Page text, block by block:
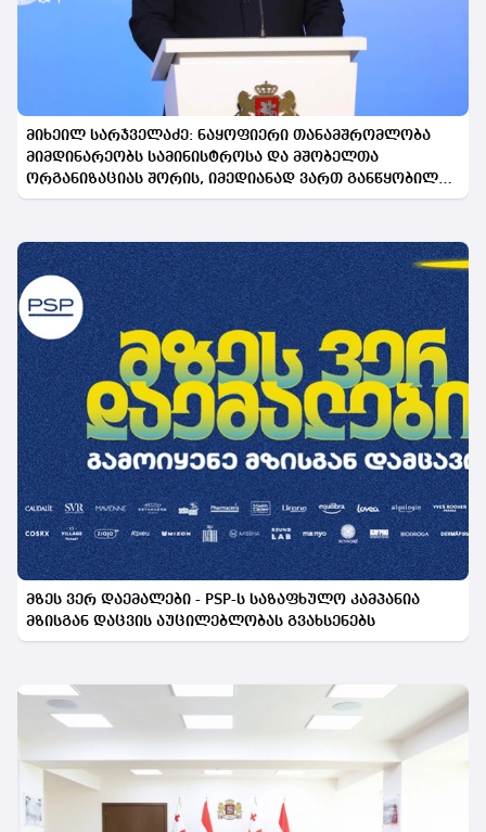
მიხეილ სარჯველაძე: ნაყოფიერი თანამშრომლობა
მიმდინარეობს სამინისტროსა და მშობელთა
ორგანიზაციას შორის, იმედიანად ვართ განწყობილი,
რომ პროგრამის გაფართოება საკეთილდღეო შედეგს
მზეს ვერ დაემალები - PSP-ს საზაფხულო კამპანია
მზისგან დაცვის აუცილებლობას გვახსენებს